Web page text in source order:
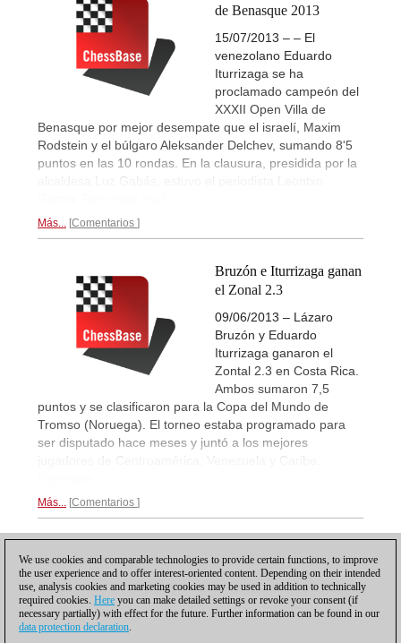
de Benasque 2013
15/07/2013 – – El
venezolano Eduardo
Iturrizaga se ha
proclamado campeón del
XXXII Open Villa de
Benasque por mejor desempate que el israelí, Maxim
Rodstein y el búlgaro Aleksander Delchev, sumando 8'5
puntos en las 10 rondas. En la clausura, presidida por la
alcaldesa Luz Gabás, estuvo el periodista Leontxo
Más... Comentarios
Bruzón e Iturrizaga ganan
el Zonal 2.3
09/06/2013 – Lázaro
Bruzón y Eduardo
Iturrizaga ganaron el
Zontal 2.3 en Costa Rica.
Ambos sumaron 7,5
puntos y se clasificaron para la Copa del Mundo de
Tromso (Noruega). El torneo estaba programado para
ser disputado hace meses y juntó a los mejores
jugadores de Centroamérica, Venezuela y Caribe.
Más... Comentarios
We use cookies and comparable technologies to provide certain functions, to improve
the user experience and to offer interest-oriented content. Depending on their intended
use, analysis cookies and marketing cookies may be used in addition to technically
required cookies. Here you can make detailed settings or revoke your consent (if
necessary partially) with effect for the future. Further information can be found in our
data protection declaration.